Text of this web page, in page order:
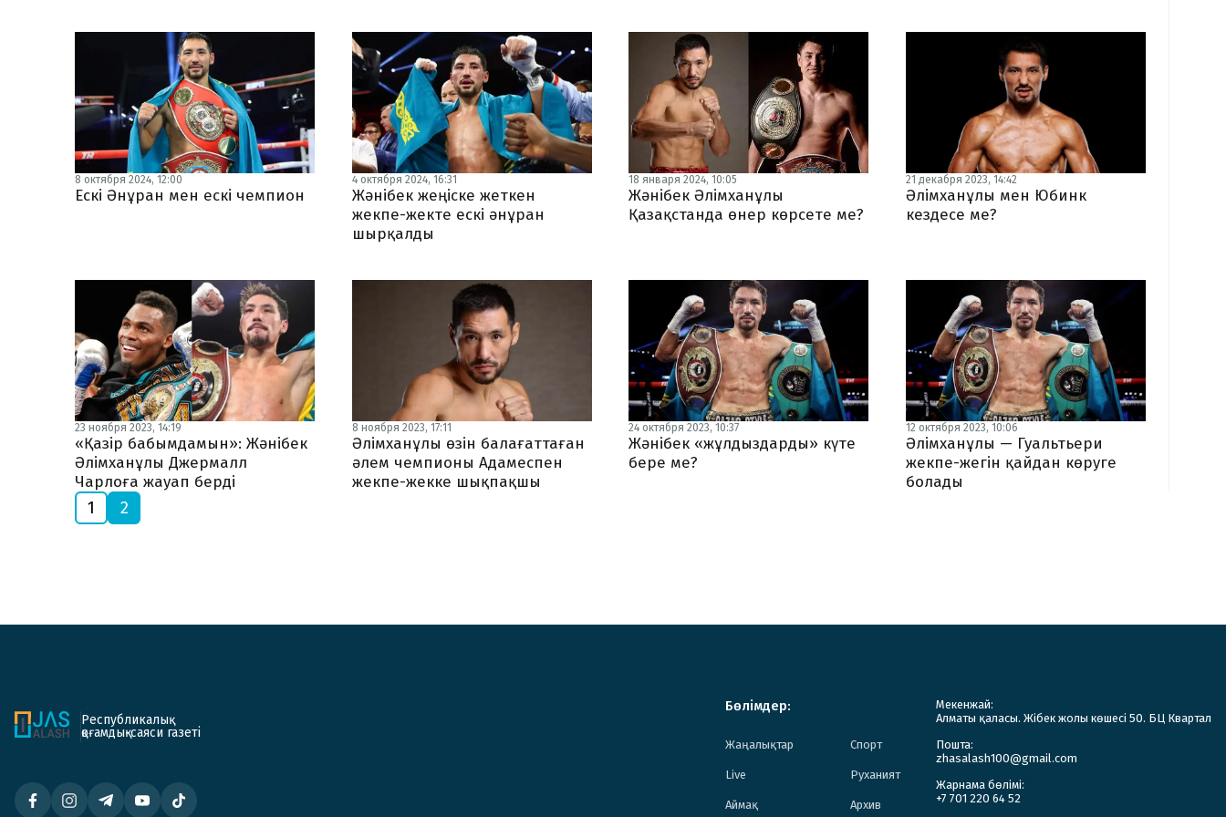
8 октября 2024, 12:00
Ескі Әнұран мен ескі чемпион
4 октября 2024, 16:31
Жәнібек жеңіске жеткен
жекпе-жекте ескі әнұран
шырқалды
18 января 2024, 10:05
Жәнібек Әлімханұлы
Қазақстанда өнер көрсете ме?
21 декабря 2023, 14:42
Әлімханұлы мен Юбинк
кездесе ме?
23 ноября 2023, 14:19
«Қазір бабымдамын»: Жәнібек
Әлімханұлы Джермалл
Чарлоға жауап берді
8 ноября 2023, 17:11
Әлімханұлы өзін балағаттаған
әлем чемпионы Адамеспен
жекпе-жекке шықпақшы
24 октября 2023, 10:37
Жәнібек «жұлдыздарды» күте
бере ме?
12 октября 2023, 10:06
Әлімханұлы — Гуальтьери
жекпе-жегін қайдан көруге
болады
1 2
Республикалық
қоғамдық-саяси газеті
Бөлімдер:
Жаңалықтар Спорт
Live Руханият
Аймақ Архив
Мекенжай:
Алматы қаласы. Жібек жолы көшесі 50. БЦ Квартал
Пошта:
zhasalash100@gmail.com
Жарнама бөлімі:
+7 701 220 64 52